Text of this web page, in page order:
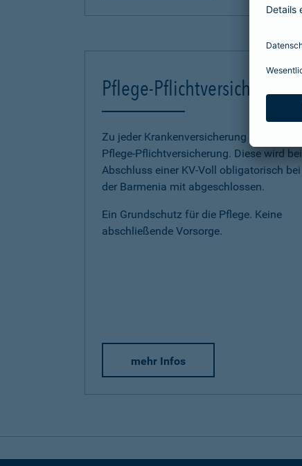
Pflege-Pflichtversicherung
Zu jeder Krankenversicherung gehört eine
Pflege-Pflichtversicherung. Diese wird bei
Abschluss einer KV-Voll obligatorisch bei
der Barmenia mit abgeschlossen.
Ein Grundschutz für die Pflege. Keine
abschließende Vorsorge.
mehr Infos